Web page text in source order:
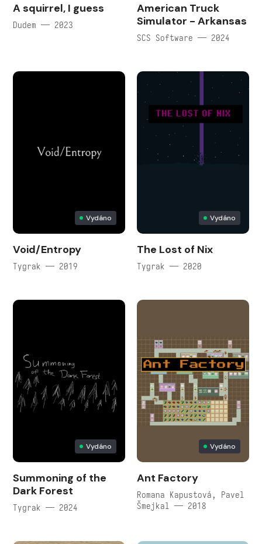
A squirrel, I guess
Dudem — 2023
American Truck
Simulator - Arkansas
SCS Software — 2024
Vydáno
Void/Entropy
Tygrak — 2019
Vydáno
The Lost of Nix
Tygrak — 2020
Vydáno
Summoning of the
Dark Forest
Tygrak — 2024
Vydáno
Ant Factory
Romana Kapustová, Pavel
Šmejkal — 2018